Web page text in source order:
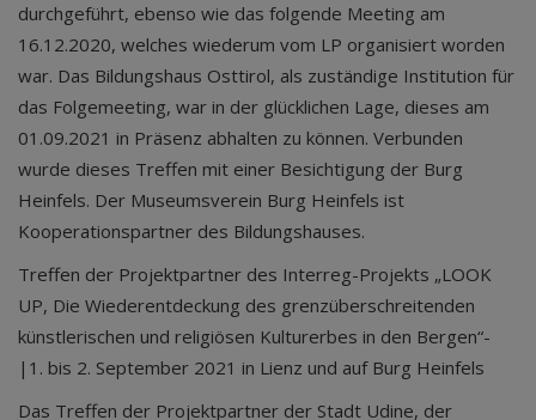
durchgeführt, ebenso wie das folgende Meeting am
16.12.2020, welches wiederum vom LP organisiert worden
war. Das Bildungshaus Osttirol, als zuständige Institution für
das Folgemeeting, war in der glücklichen Lage, dieses am
01.09.2021 in Präsenz abhalten zu können. Verbunden
wurde dieses Treffen mit einer Besichtigung der Burg
Heinfels. Der Museumsverein Burg Heinfels ist
Kooperationspartner des Bildungshauses.
Treffen der Projektpartner des Interreg-Projekts „LOOK
UP, Die Wiederentdeckung des grenzüberschreitenden
künstlerischen und religiösen Kulturerbes in den Bergen“-
|1. bis 2. September 2021 in Lienz und auf Burg Heinfels
Das Treffen der Projektpartner der Stadt Udine, der